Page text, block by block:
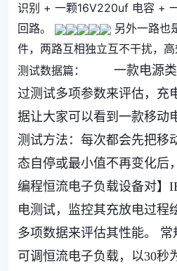
识别 + 一颗16V220uf 电容 +
回路。
另外一路也
件，两路互相独立互不干扰，
测试数据篇：
一款电源类
过测试多项参数来评估，充
据让大家可以看到一款移动
测试方法：每次都会先把移
态自停或最小值不再变化后
编程恒流电子负载设备对】
电测试，监控其充放电过程
多项数据来评估其性能。 常
可调恒流电子负载，以30秒